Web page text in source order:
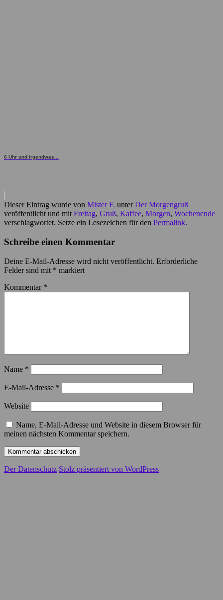
6 Uhr und irgendwas...
Dieser Eintrag wurde von Mister F. unterDer Morgengruß
veröffentlicht und mit Freitag, Gruß, Kaffee, Morgen, Wochenende
verschlagwortet. Setze ein Lesezeichen für den Permalink.
Schreibe einen Kommentar
Deine E-Mail-Adresse wird nicht veröffentlicht. Erforderliche
Felder sind mit * markiert
Kommentar *
Name *
E-Mail-Adresse *
Website
Name, E-Mail-Adresse und Website in diesem Browser für
meinen nächsten Kommentar speichern.
Der Datenschutz Stolz präsentiert von WordPress